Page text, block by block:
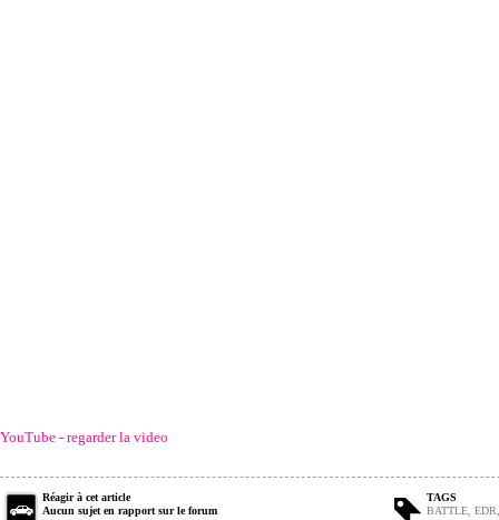
YouTube - regarder la video
Réagir à cet article
Aucun sujet en rapport sur le forum
TAGS
BATTLE, EDR